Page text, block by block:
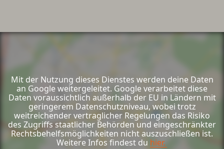
Mit der Nutzung dieses Dienstes werden deine Daten
an Google weitergeleitet. Google verarbeitet diese
Daten voraussichtlich außerhalb der EU in Ländern mit
geringerem Datenschutzniveau, wobei trotz
weitreichender vertraglicher Regelungen das Risiko
des Zugriffs staatlicher Behörden und eingeschränkter
Rechtsbehelfsmöglichkeiten nicht auszuschließen ist.
Weitere Infos findest du hier.